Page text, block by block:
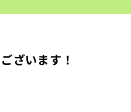
ざいます！